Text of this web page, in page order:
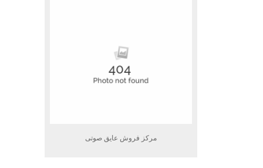
مرکز فروش عایق صوتی